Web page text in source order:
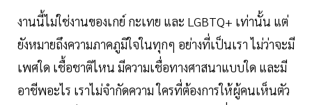
งานนี้ไม่ใช่งานของเกย์ กะเทย และ LGBTQ+ เท่านั้น แต่
ยังหมายถึงความภาคภูมิใจในทุกๆ อย่างที่เป็นเรา ไม่ว่าจะมี
เพศใด เชื้อชาติไหน มีความเชื่อทางศาสนาแบบใด และมี
อาชีพอะไร เราไม่จำกัดความ ใครที่ต้องการให้ผู้คนเห็นตัว